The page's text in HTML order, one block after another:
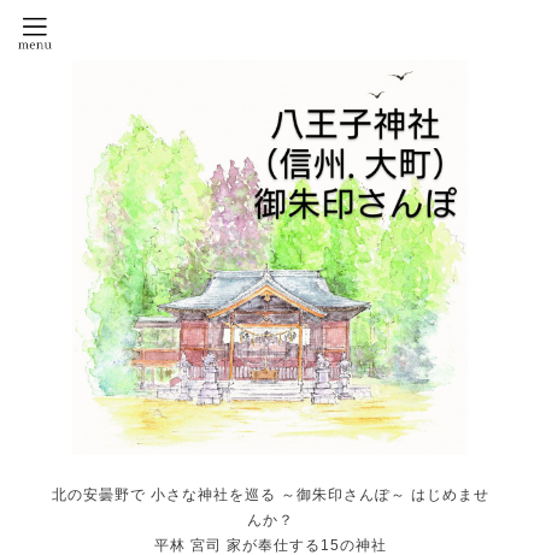
北の安曇野で 小さな神社を巡る ～御朱印さんぽ～ はじめませ
んか？
平林 宮司 家が奉仕する15の神社